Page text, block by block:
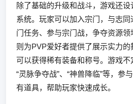
除了基础的升级和战斗，游戏还
系统。玩家可以加入宗门，与志
门任务、参与宗门战，争夺资源
则为PVP爱好者提供了展示实力
可以获得稀有装备和称号。游戏
“灵脉争夺战”、“神兽降临”等，参
有道具，帮助玩家快速成长。